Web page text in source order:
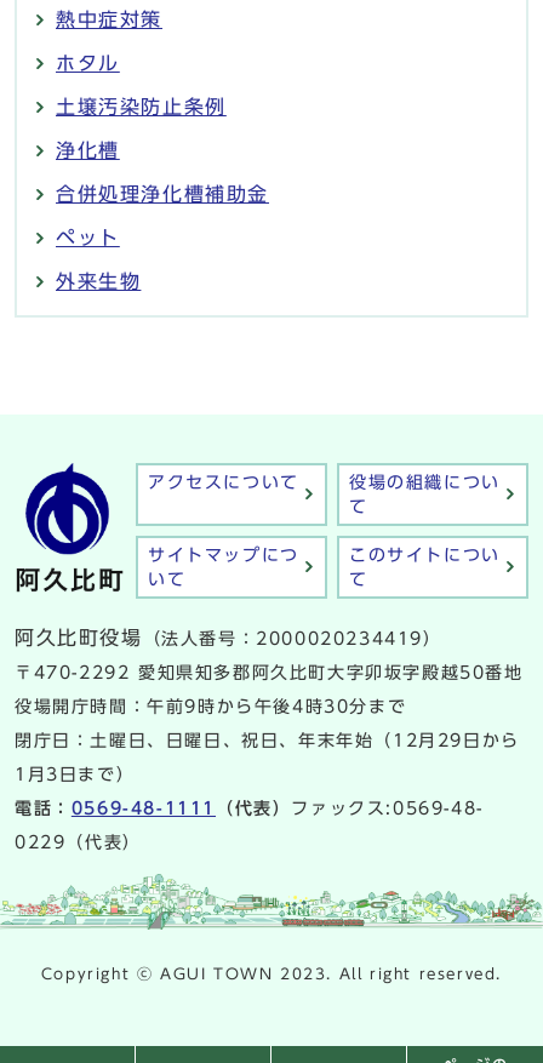
熱中症対策
ホタル
土壌汚染防止条例
浄化槽
合併処理浄化槽補助金
ペット
外来生物
アクセスについて
役場の組織につい
て
サイトマップにつ
いて
このサイトについ
て
阿久比町役場
（法人番号：2000020234419）
〒470-2292 愛知県知多郡阿久比町大字卯坂字殿越50番地
役場開庁時間：午前9時から午後4時30分まで
閉庁日：土曜日、日曜日、祝日、年末年始（12月29日から
1月3日まで）
電話： 0569-48-1111 （代表） ファックス:0569-48-
0229（代表）
Copyright ⓒ AGUI TOWN 2023. All right reserved.